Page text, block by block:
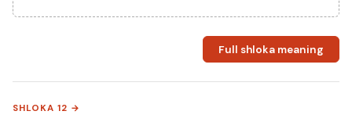
Full shloka meaning
SHLOKA 12 →